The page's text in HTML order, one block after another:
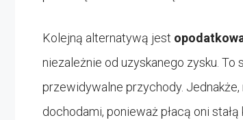
Kolejną alternatywą jest
niezależnie od uzyskanego zysku. To
przewidywalne przychody.
dochodami, ponieważ płacą oni